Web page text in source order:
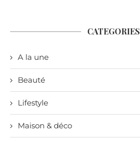
CATEGORIES
A la une
Beauté
Lifestyle
Maison & déco